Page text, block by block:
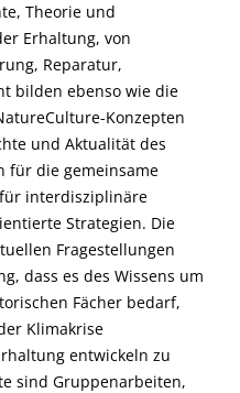
Theorie und
Erhaltung, von
Reparatur,
bilden ebenso wie die
Konzepten
und Aktualität des
für die gemeinsame
interdisziplinäre
Strategien. Die
Fragestellungen
dass es des Wissens um
Fächer bedarf,
Klimakrise
entwickeln zu
sind Gruppenarbeiten,